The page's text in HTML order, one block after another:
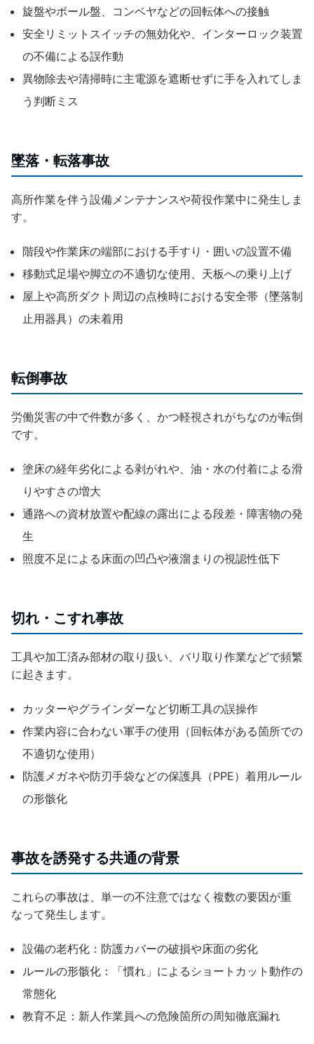
旋盤やボール盤、コンベヤなどの回転体への接触
安全リミットスイッチの無効化や、インターロック装置
の不備による誤作動
異物除去や清掃時に主電源を遮断せずに手を入れてしま
う判断ミス
墜落・転落事故
高所作業を伴う設備メンテナンスや荷役作業中に発生しま
す。
階段や作業床の端部における手すり・囲いの設置不備
移動式足場や脚立の不適切な使用、天板への乗り上げ
屋上や高所ダクト周辺の点検時における安全帯（墜落制
止用器具）の未着用
転倒事故
労働災害の中で件数が多く、かつ軽視されがちなのが転倒
です。
塗床の経年劣化による剥がれや、油・水の付着による滑
りやすさの増大
通路への資材放置や配線の露出による段差・障害物の発
生
照度不足による床面の凹凸や液溜まりの視認性低下
切れ・こすれ事故
工具や加工済み部材の取り扱い、バリ取り作業などで頻繁
に起きます。
カッターやグラインダーなど切断工具の誤操作
作業内容に合わない軍手の使用（回転体がある箇所での
不適切な使用）
防護メガネや防刃手袋などの保護具（PPE）着用ルール
の形骸化
事故を誘発する共通の背景
これらの事故は、単一の不注意ではなく複数の要因が重
なって発生します。
設備の老朽化：防護カバーの破損や床面の劣化
ルールの形骸化：「慣れ」によるショートカット動作の
常態化
教育不足：新人作業員への危険箇所の周知徹底漏れ